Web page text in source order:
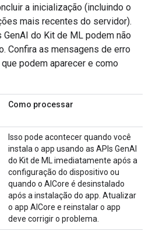
a inicialização (incluindo o
mais recentes do servidor).
do Kit de ML podem não
Confira as mensagens de erro
podem aparecer e como
Como processar
Isso pode acontecer quando você
instala o app usando as APIs GenAI
do Kit de ML imediatamente após a
configuração do dispositivo ou
quando o AICore é desinstalado
após a instalação do app. Atualizar
o app AICore e reinstalar o app
deve corrigir o problema.